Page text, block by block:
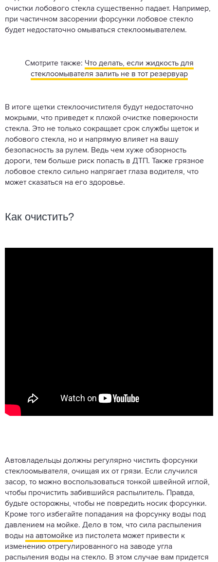
очистки лобового стекла существенно падает. Например,
при частичном засорении форсунки лобовое стекло
будет недостаточно омываться стеклоомывателем.
Смотрите также: Что делать, если жидкость для
стеклоомывателя залить не в тот резервуар
В итоге щетки стеклоочистителя будут недостаточно
мокрыми, что приведет к плохой очистке поверхности
стекла. Это не только сокращает срок службы щеток и
лобового стекла, но и напрямую влияет на вашу
безопасность за рулем. Ведь чем хуже обзорность
дороги, тем больше риск попасть в ДТП. Также грязное
лобовое стекло сильно напрягает глаза водителя, что
может сказаться на его здоровье.
Как очистить?
Автовладельцы должны регулярно чистить форсунки
стеклоомывателя, очищая их от грязи. Если случился
засор, то можно воспользоваться тонкой швейной иглой,
чтобы прочистить забившийся распылитель. Правда,
будьте осторожны, чтобы не повредить носик форсунки.
Кроме того избегайте попадания на форсунку воды под
давлением на мойке. Дело в том, что сила распыления
воды на автомойке из пистолета может привести к
изменению отрегулированного на заводе угла
распыления воды на стекло. В этом случае вам придется